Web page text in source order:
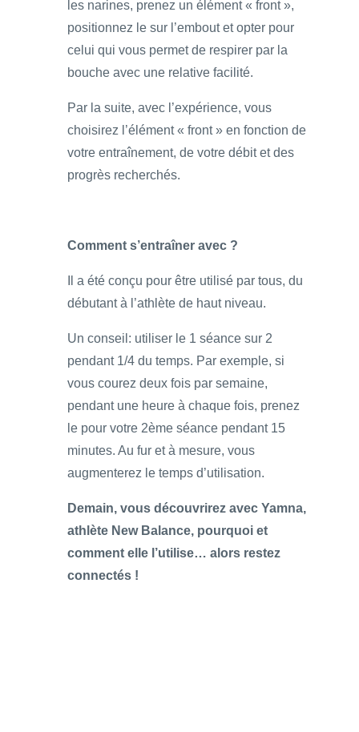
les narines, prenez un élément « front »,
positionnez le sur l’embout et opter pour
celui qui vous permet de respirer par la
bouche avec une relative facilité.
Par la suite, avec l’expérience, vous
choisirez l’élément « front » en fonction de
votre entraînement, de votre débit et des
progrès recherchés.
Comment s’entraîner avec ?
Il a été conçu pour être utilisé par tous, du
débutant à l’athlète de haut niveau.
Un conseil: utiliser le 1 séance sur 2
pendant 1/4 du temps. Par exemple, si
vous courez deux fois par semaine,
pendant une heure à chaque fois, prenez
le pour votre 2ème séance pendant 15
minutes. Au fur et à mesure, vous
augmenterez le temps d’utilisation.
Demain, vous découvrirez avec Yamna,
athlète New Balance, pourquoi et
comment elle l’utilise… alors restez
connectés !